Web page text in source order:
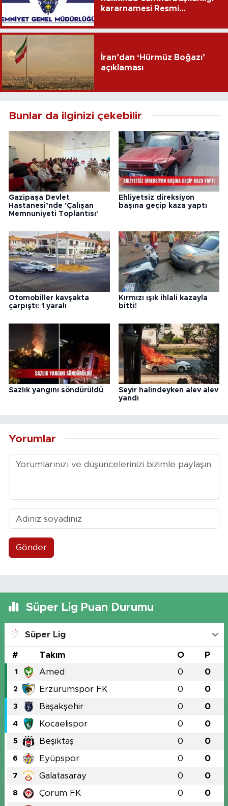
kararnamesi Resmi
İran’dan ‘Hürmüz Boğazı’
açıklaması
Bunlar da ilginizi çekebilir
Gazipaşa Devlet
Hastanesi’nde 'Çalışan
Memnuniyeti Toplantısı'
Ehliyetsiz direksiyon
başına geçip kaza yaptı
Otomobiller kavşakta
çarpıştı: 1 yaralı
Kırmızı ışık ihlali kazayla
bitti!
Sazlık yangını söndürüldü
Seyir halindeyken alev alev
yandı
Yorumlar
Gönder
Süper Lig Puan Durumu
Süper Lig
# Takım O P
1 Amed 0 0
2 Erzurumspor FK 0 0
3 Başakşehir 0 0
4 Kocaelispor 0 0
5 Beşiktaş 0 0
6 Eyüpspor 0 0
7 Galatasaray 0 0
8 Çorum FK 0 0